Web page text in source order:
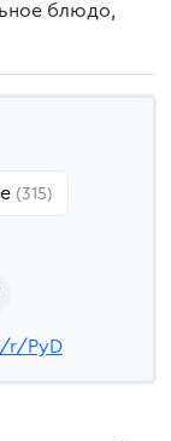
блюдо,
(315)
r/PyD